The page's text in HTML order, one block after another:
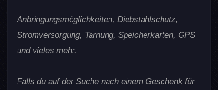
Anbringungsmöglichkeiten, Diebstahlschutz,
Stromversorgung, Tarnung, Speicherkarten, GPS
und vieles mehr.
Falls du auf der Suche nach einem Geschenk für